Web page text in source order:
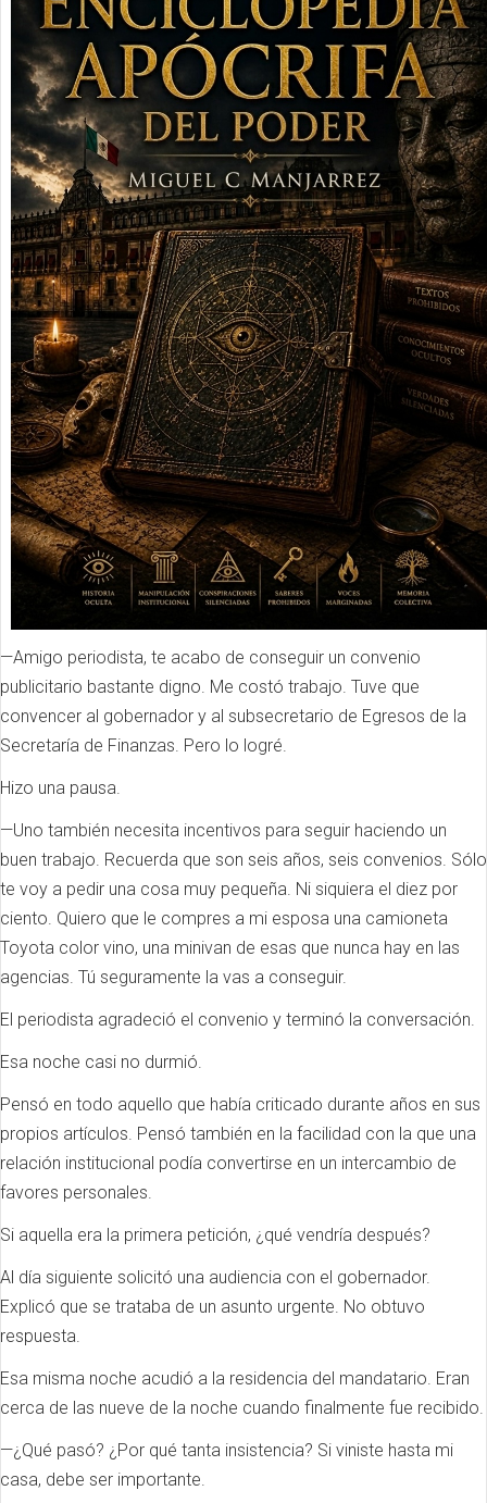
—Amigo periodista, te acabo de conseguir un convenio
publicitario bastante digno. Me costó trabajo. Tuve que
convencer al gobernador y al subsecretario de Egresos de la
Secretaría de Finanzas. Pero lo logré.
Hizo una pausa.
—Uno también necesita incentivos para seguir haciendo un
buen trabajo. Recuerda que son seis años, seis convenios. Sólo
te voy a pedir una cosa muy pequeña. Ni siquiera el diez por
ciento. Quiero que le compres a mi esposa una camioneta
Toyota color vino, una minivan de esas que nunca hay en las
agencias. Tú seguramente la vas a conseguir.
El periodista agradeció el convenio y terminó la conversación.
Esa noche casi no durmió.
Pensó en todo aquello que había criticado durante años en sus
propios artículos. Pensó también en la facilidad con la que una
relación institucional podía convertirse en un intercambio de
favores personales.
Si aquella era la primera petición, ¿qué vendría después?
Al día siguiente solicitó una audiencia con el gobernador.
Explicó que se trataba de un asunto urgente. No obtuvo
respuesta.
Esa misma noche acudió a la residencia del mandatario. Eran
cerca de las nueve de la noche cuando finalmente fue recibido.
—¿Qué pasó? ¿Por qué tanta insistencia? Si viniste hasta mi
casa, debe ser importante.